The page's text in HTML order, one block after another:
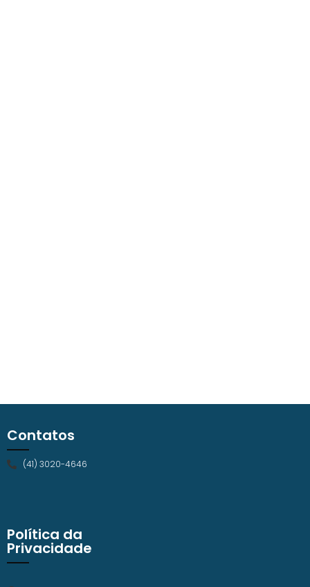
Política da
Privacidade
Contatos
(41) 3020-4646